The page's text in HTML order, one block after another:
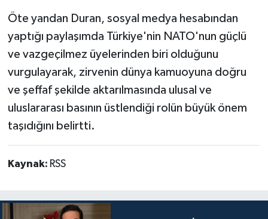
Öte yandan Duran, sosyal medya hesabından
yaptığı paylaşımda Türkiye'nin NATO'nun güçlü
ve vazgeçilmez üyelerinden biri olduğunu
vurgulayarak, zirvenin dünya kamuoyuna doğru
ve şeffaf şekilde aktarılmasında ulusal ve
uluslararası basının üstlendiği rolün büyük önem
taşıdığını belirtti.
Kaynak: RSS